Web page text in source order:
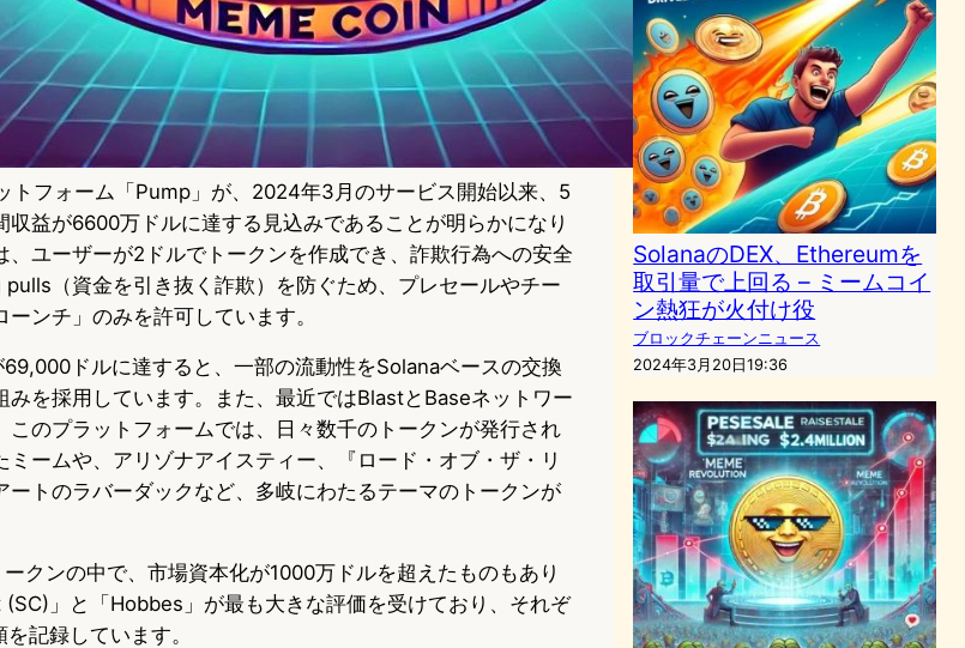
トフォーム「Pump」が、2024年3月のサービス開始以来、5
益が6600万ドルに達する見込みであることが明らかになり
、ユーザーが2ドルでトークンを作成でき、詐欺行為への安全
（資金を引き抜く詐欺）を防ぐため、プレセールやチー
ンチ」のみを許可しています。
ドルに達すると、一部の流動性をSolanaベースの交換
みを採用しています。また、最近ではBlastとBaseネットワー
このプラットフォームでは、日々数千のトークンが発行され
ームや、アリゾナアイスティー、『ロード・オブ・ザ・リ
ートのラバーダックなど、多岐にわたるテーマのトークンが
クンの中で、市場資本化が1000万ドルを超えたものもあり
」と「Hobbes」が最も大きな評価を受けており、それぞ
記録しています。
SolanaのDEX、Ethereumを
取引量で上回る – ミームコイ
ン熱狂が火付け役
ブロックチェーンニュース
2024年3月20日19:36